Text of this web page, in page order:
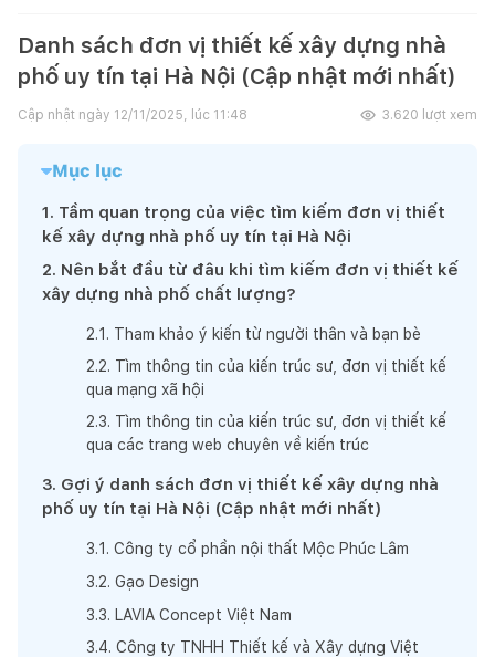
Danh sách đơn vị thiết kế xây dựng nhà
phố uy tín tại Hà Nội (Cập nhật mới nhất)
Cập nhật ngày 12/11/2025, lúc 11:48 3.620 lượt xem
Mục lục
1. Tầm quan trọng của việc tìm kiếm đơn vị thiết
kế xây dựng nhà phố uy tín tại Hà Nội
2. Nên bắt đầu từ đâu khi tìm kiếm đơn vị thiết kế
xây dựng nhà phố chất lượng?
2.1 . Tham khảo ý kiến từ người thân và bạn bè
2.2. Tìm thông tin của kiến trúc sư, đơn vị thiết kế
qua mạng xã hội
2.3. Tìm thông tin của kiến trúc sư, đơn vị thiết kế
qua các trang web chuyên về kiến trúc
3. Gợi ý danh sách đơn vị thiết kế xây dựng nhà
phố uy tín tại Hà Nội (Cập nhật mới nhất)
3.1 . Công ty cổ phần nội thất Mộc Phúc Lâm
3.2. Gạo Design
3.3. LAVIA Concept Việt Nam
3.4. Công ty TNHH Thiết kế và Xây dựng Việt